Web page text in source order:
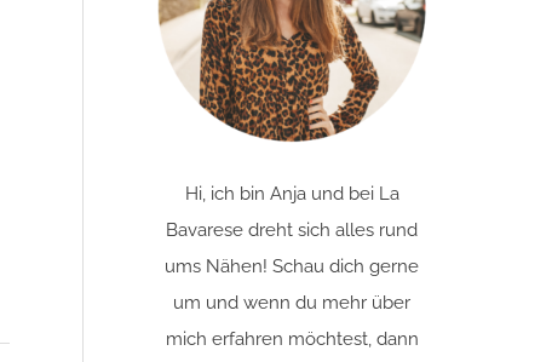
Hi, ich bin Anja und bei La
Bavarese dreht sich alles rund
ums Nähen! Schau dich gerne
um und wenn du mehr über
mich erfahren möchtest, dann